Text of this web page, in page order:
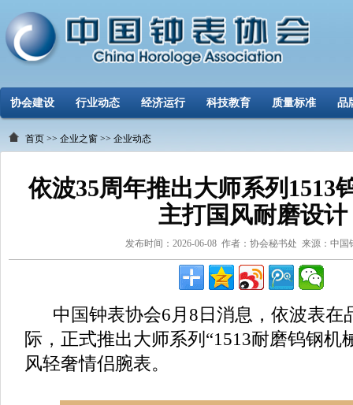
协会建设 行业动态 经济运行 科技教育 质量标准 品
首页 >> 企业之窗 >> 企业动态
依波35周年推出大师系列1513
主打国风耐磨设计
发布时间：2026-06-08 作者：协会秘书处 来源：中国
中国钟表协会6月8日消息，依波表在
际，正式推出大师系列“1513耐磨钨钢机
风轻奢情侣腕表。